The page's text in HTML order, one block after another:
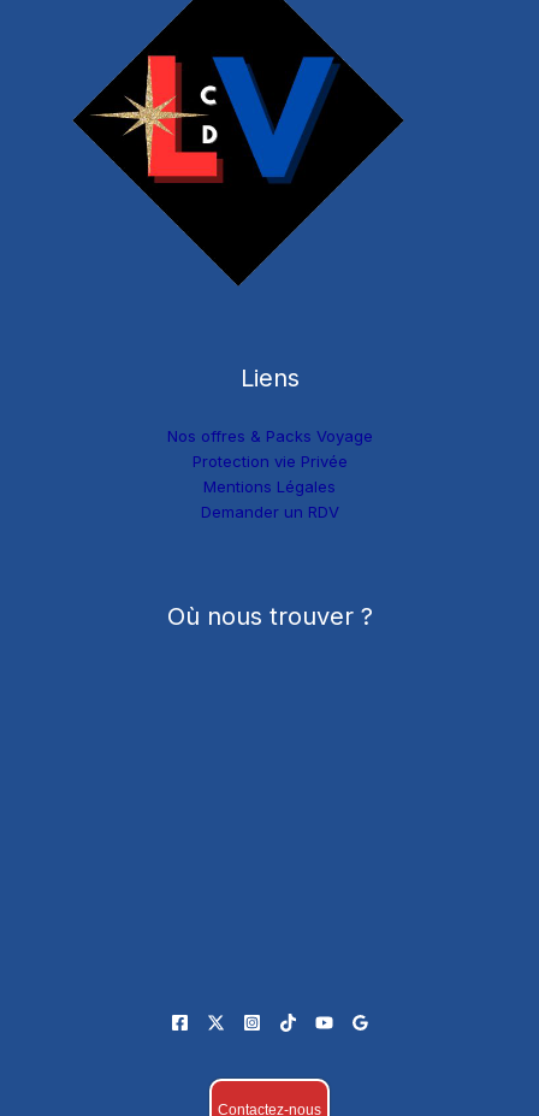
Liens
Nos offres & Packs Voyage
Protection vie Privée
Mentions Légales
Demander un RDV
Où nous trouver ?
Contactez-nous